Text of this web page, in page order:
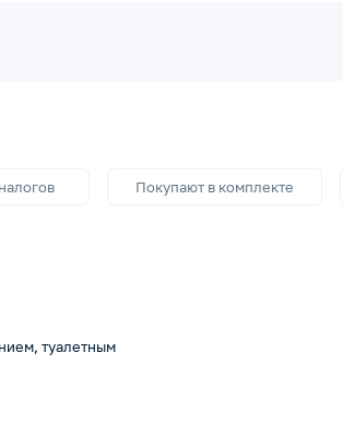
Покупают в комплекте
туалетным